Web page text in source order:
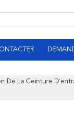
De La Ceinture